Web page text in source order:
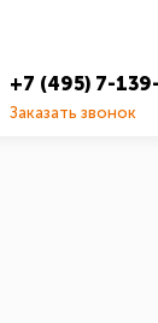
+7 (495) 7-
Заказать звонок